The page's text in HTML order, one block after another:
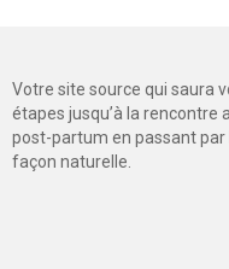
Votre site source qui saura
étapes jusqu’à la rencontre
post-partum en passant
façon naturelle.